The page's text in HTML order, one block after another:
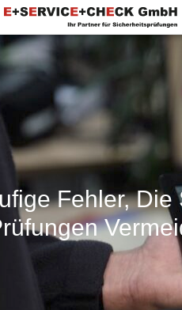
Fehler, Die